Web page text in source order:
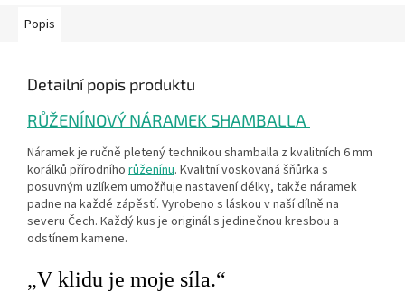
Popis
Detailní popis produktu
RŮŽENÍNOVÝ NÁRAMEK SHAMBALLA
Náramek je ručně pletený technikou shamballa z kvalitních 6 mm
korálků přírodního růženínu. Kvalitní voskovaná šňůrka s
posuvným uzlíkem umožňuje nastavení délky, takže náramek
padne na každé zápěstí. Vyrobeno s láskou v naší dílně na
severu Čech. Každý kus je originál s jedinečnou kresbou a
odstínem kamene.
„V klidu je moje síla.“